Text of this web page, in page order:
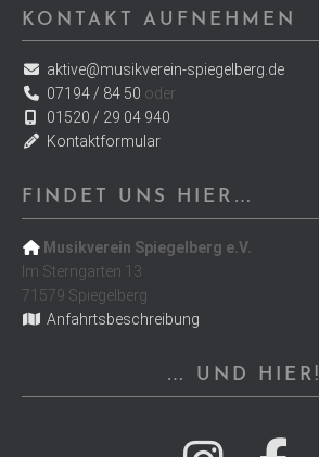
KONTAKT AUFNEHMEN
aktive@musikverein-spiegelberg.de
07194 / 84 50 oder
01520 / 29 04 940
Kontaktformular
FINDET UNS HIER…
Musikverein Spiegelberg e.V.
Im Sterngarten 13
71579 Spiegelberg
Anfahrtsbeschreibung
… UND HIER!